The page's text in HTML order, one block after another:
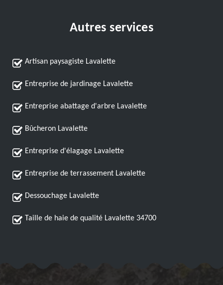
Autres services
Artisan paysagiste Lavalette
Entreprise de jardinage Lavalette
Entreprise abattage d'arbre Lavalette
Bûcheron Lavalette
Entreprise d'élagage Lavalette
Entreprise de terrassement Lavalette
Dessouchage Lavalette
Taille de haie de qualité Lavalette 34700